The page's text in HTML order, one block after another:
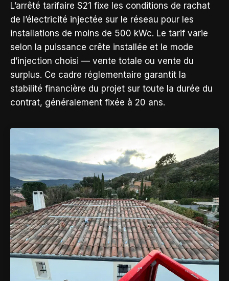
L’arrêté tarifaire S21 fixe les conditions de rachat
de l’électricité injectée sur le réseau pour les
installations de moins de 500 kWc. Le tarif varie
selon la puissance crête installée et le mode
d’injection choisi — vente totale ou vente du
surplus. Ce cadre réglementaire garantit la
stabilité financière du projet sur toute la durée du
contrat, généralement fixée à 20 ans.